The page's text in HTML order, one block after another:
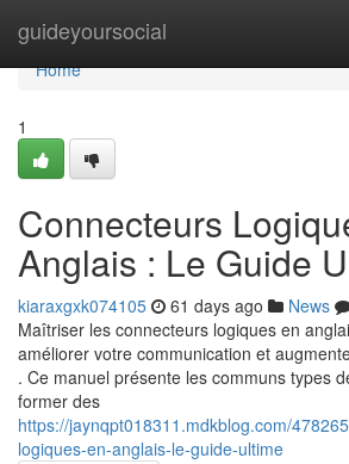
guideyoursocial
Home
Home
1
Connecteurs
Anglais : Le Guide
kiaraxgxk074105 61 days ago News
Maîtriser les connecteurs logiques en
améliorer votre communication et
. Ce manuel présente les communs types
former des
https://jaynqpt018311.mdkblog.com/
logiques-en-anglais-le-guide-ultime